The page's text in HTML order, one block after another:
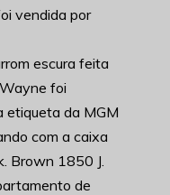
vendida por
escura feita
foi
etiqueta da MGM
com a caixa
Brown 1850 J.
de